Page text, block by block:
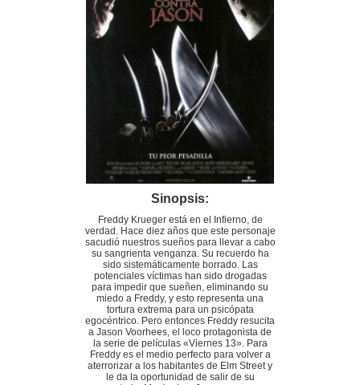
Sinopsis:
Freddy Krueger está en el Infierno, de
verdad. Hace diez años que este personaje
sacudió nuestros sueños para llevar a cabo
su sangrienta venganza. Su recuerdo ha
sido sistemáticamente borrado. Las
potenciales víctimas han sido drogadas
para impedir que sueñen, eliminando su
miedo a Freddy, y esto representa una
tortura extrema para un psicópata
egocéntrico. Pero entonces Freddy resucita
a Jason Voorhees, el loco protagonista de
la serie de películas «Viernes 13». Para
Freddy es el medio perfecto para volver a
aterrorizar a los habitantes de Elm Street y
le da la oportunidad de salir de su